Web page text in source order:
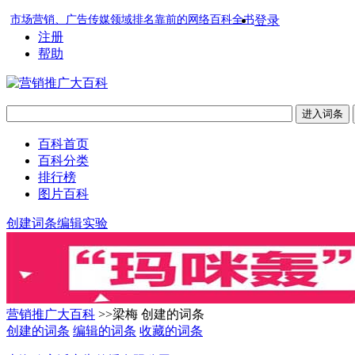
市场营销、广告传媒领域排名靠前的网络百科全书登录
注册
帮助
百科首页
百科分类
排行榜
图片百科
创建词条编辑实验
营销推广大百科 >>梁梅 创建的词条
创建的词条 编辑的词条 收藏的词条